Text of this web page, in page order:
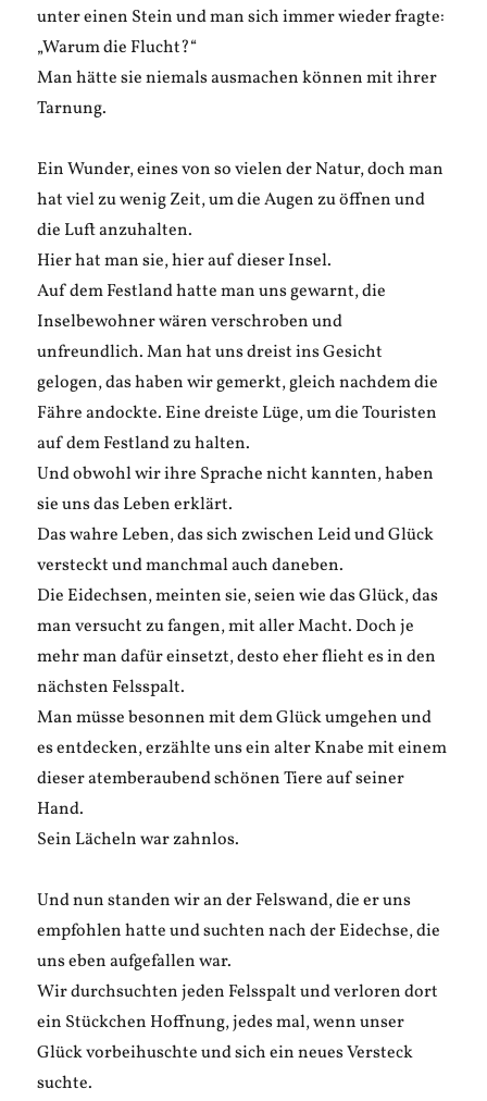
unter einen Stein und man sich immer wieder fragte:
„Warum die Flucht?“
Man hätte sie niemals ausmachen können mit ihrer
Tarnung.
Ein Wunder, eines von so vielen der Natur, doch man
hat viel zu wenig Zeit, um die Augen zu öffnen und
die Luft anzuhalten.
Hier hat man sie, hier auf dieser Insel.
Auf dem Festland hatte man uns gewarnt, die
Inselbewohner wären verschroben und
unfreundlich. Man hat uns dreist ins Gesicht
gelogen, das haben wir gemerkt, gleich nachdem die
Fähre andockte. Eine dreiste Lüge, um die Touristen
auf dem Festland zu halten.
Und obwohl wir ihre Sprache nicht kannten, haben
sie uns das Leben erklärt.
Das wahre Leben, das sich zwischen Leid und Glück
versteckt und manchmal auch daneben.
Die Eidechsen, meinten sie, seien wie das Glück, das
man versucht zu fangen, mit aller Macht. Doch je
mehr man dafür einsetzt, desto eher flieht es in den
nächsten Felsspalt.
Man müsse besonnen mit dem Glück umgehen und
es entdecken, erzählte uns ein alter Knabe mit einem
dieser atemberaubend schönen Tiere auf seiner
Hand.
Sein Lächeln war zahnlos.
Und nun standen wir an der Felswand, die er uns
empfohlen hatte und suchten nach der Eidechse, die
uns eben aufgefallen war.
Wir durchsuchten jeden Felsspalt und verloren dort
ein Stückchen Hoffnung, jedes mal, wenn unser
Glück vorbeihuschte und sich ein neues Versteck
suchte.